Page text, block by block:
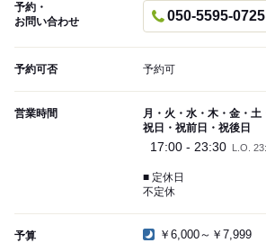
予約・
お問い合わせ
050-5595-0725
予約可否 予約可
営業時間
月・火・水・木・金・土
祝日・祝前日・祝後日
17:00 - 23:30 L.O.
■ 定休日
不定休
予算
￥6,000～￥7,999